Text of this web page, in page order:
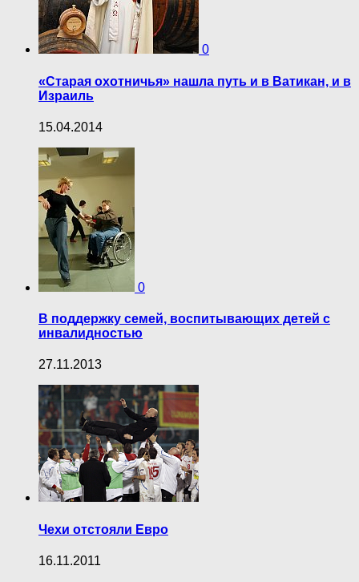
0
«Старая охотничья» нашла путь и в Ватикан, и в
Израиль
15.04.2014
0
В поддержку семей, воспитывающих детей с
инвалидностью
27.11.2013
Чехи отстояли Евро
16.11.2011